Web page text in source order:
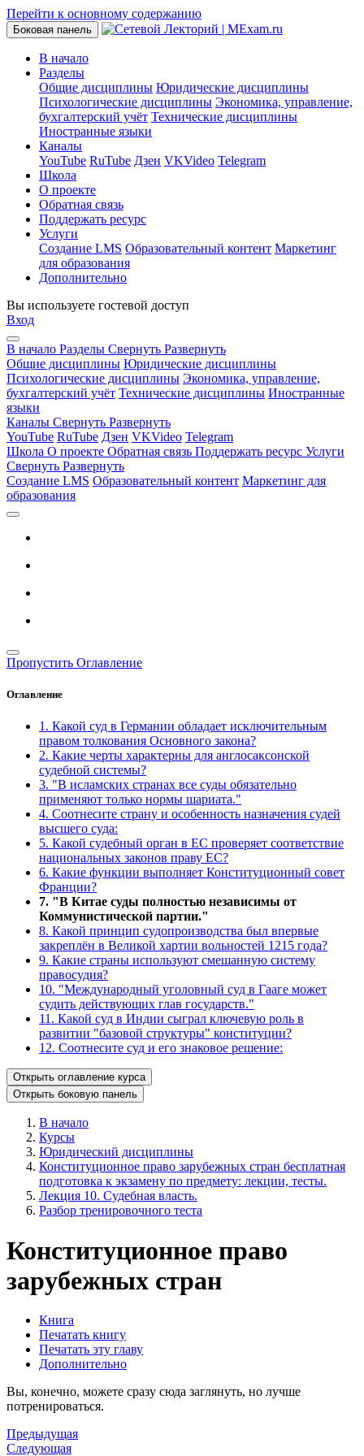
Перейти к основному содержанию
Боковая панель
В начало
Разделы
Общие дисциплины Юридические дисциплины
Психологические дисциплины Экономика, управление,
бухгалтерский учёт Технические дисциплины
Иностранные языки
Каналы
YouTube RuTube Дзен VKVideo Telegram
Школа
О проекте
Обратная связь
Поддержать ресурс
Услуги
Создание LMS Образовательный контент Маркетинг
для образования
Дополнительно
Вы используете гостевой доступ
Вход
В начало Разделы Свернуть Развернуть
Общие дисциплины Юридические дисциплины
Психологические дисциплины Экономика, управление,
бухгалтерский учёт Технические дисциплины Иностранные
языки
Каналы Свернуть Развернуть
YouTube RuTube Дзен VKVideo Telegram
Школа О проекте Обратная связь Поддержать ресурс Услуги
Свернуть Развернуть
Создание LMS Образовательный контент Маркетинг для
образования
Пропустить Оглавление
Оглавление
1. Какой суд в Германии обладает исключительным
правом толкования Основного закона?
2. Какие черты характерны для англосаксонской
судебной системы?
3. "В исламских странах все суды обязательно
применяют только нормы шариата."
4. Соотнесите страну и особенность назначения судей
высшего суда:
5. Какой судебный орган в ЕС проверяет соответствие
национальных законов праву ЕС?
6. Какие функции выполняет Конституционный совет
Франции?
7. "В Китае суды полностью независимы от
Коммунистической партии."
8. Какой принцип судопроизводства был впервые
закреплён в Великой хартии вольностей 1215 года?
9. Какие страны используют смешанную систему
правосудия?
10. "Международный уголовный суд в Гааге может
судить действующих глав государств."
11. Какой суд в Индии сыграл ключевую роль в
развитии "базовой структуры" конституции?
12. Соотнесите суд и его знаковое решение:
Открыть оглавление курса
Открыть боковую панель
В начало
Курсы
Юридический дисциплины
Конституционное право зарубежных стран бесплатная
подготовка к экзамену по предмету: лекции, тесты.
Лекция 10. Судебная власть.
Разбор тренировочного теста
Конституционное право
зарубежных стран
Книга
Печатать книгу
Печатать эту главу
Дополнительно
Вы, конечно, можете сразу сюда заглянуть, но лучше
потренироваться.
Предыдущая
Следующая